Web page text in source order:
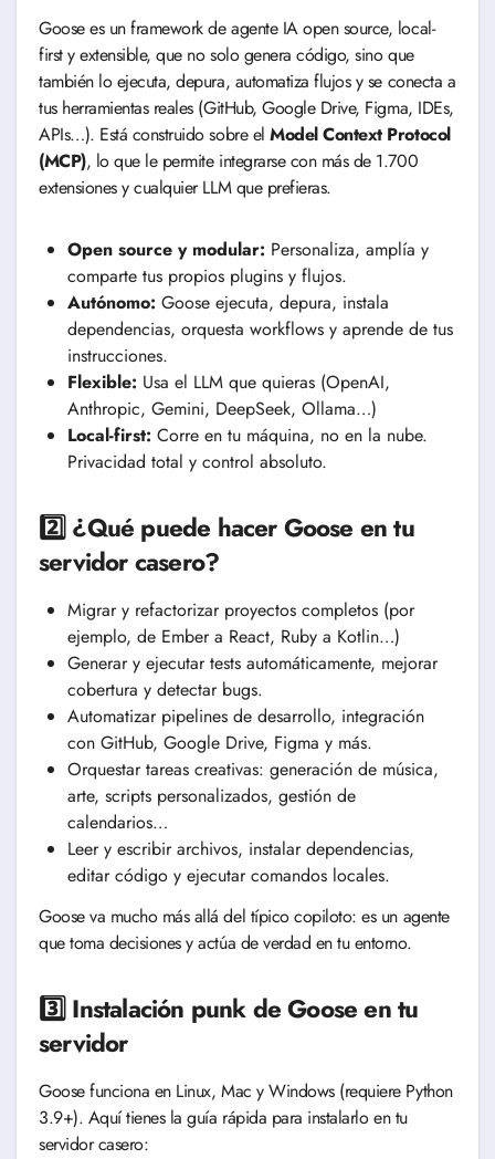
Goose es un framework de agente IA open source, local-
first y extensible, que no solo genera código, sino que
también lo ejecuta, depura, automatiza flujos y se conecta a
tus herramientas reales (GitHub, Google Drive, Figma, IDEs,
APIs…). Está construido sobre elModel Context Protocol
(MCP), lo que le permite integrarse con más de 1.700
extensiones y cualquier LLM que prefieras.
Open source y modular: Personaliza, amplía y
comparte tus propios plugins y flujos.
Autónomo: Goose ejecuta, depura, instala
dependencias, orquesta workflows y aprende de tus
instrucciones.
Flexible: Usa el LLM que quieras (OpenAI,
Anthropic, Gemini, DeepSeek, Ollama…)
Local-first: Corre en tu máquina, no en la nube.
Privacidad total y control absoluto.
2️⃣ ¿Qué puede hacer Goose en tu
servidor casero?
Migrar y refactorizar proyectos completos (por
ejemplo, de Ember a React, Ruby a Kotlin…)
Generar y ejecutar tests automáticamente, mejorar
cobertura y detectar bugs.
Automatizar pipelines de desarrollo, integración
con GitHub, Google Drive, Figma y más.
Orquestar tareas creativas: generación de música,
arte, scripts personalizados, gestión de
calendarios…
Leer y escribir archivos, instalar dependencias,
editar código y ejecutar comandos locales.
Goose va mucho más allá del típico copiloto: es un agente
que toma decisiones y actúa de verdad en tu entorno.
3️⃣ Instalación punk de Goose en tu
servidor
Goose funciona en Linux, Mac y Windows (requiere Python
3.9+). Aquí tienes la guía rápida para instalarlo en tu
servidor casero: